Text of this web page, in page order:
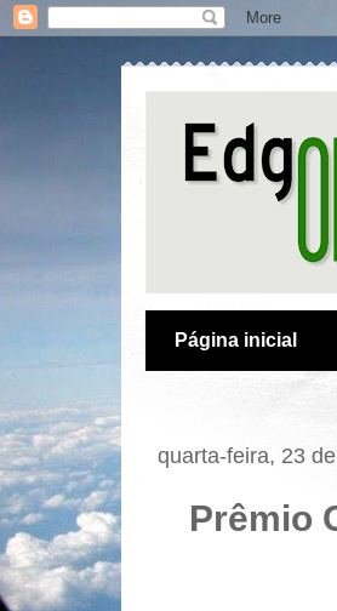
Página inicial
quarta-feira, 23
Prêmio